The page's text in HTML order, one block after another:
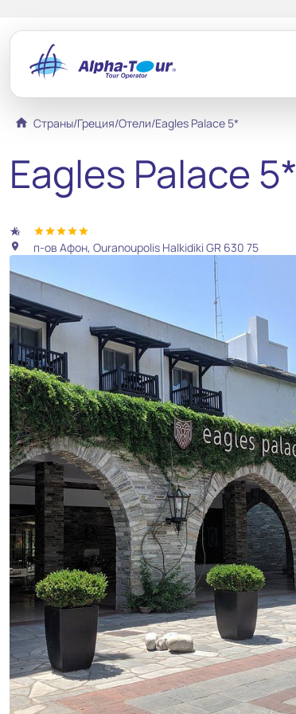
home Страны/Греция/Отели/Eagles Palace 5*
Eagles Palace 5*
hotel_class starstarstarstarstar
location_on
п-ов Афон, Ouranoupolis Halkidiki GR 630 75